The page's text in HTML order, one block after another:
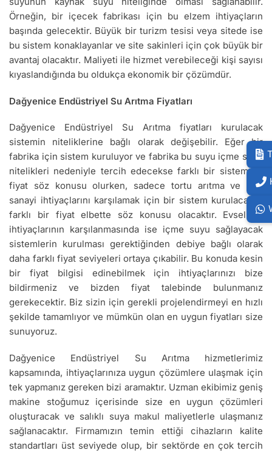
Örneğin, bir içecek fabrikası için bu elzem ihtiyaçların
başında gelecektir. Büyük bir turizm tesisi veya sitede ise
bu sistem konaklayanlar ve site sakinleri için çok büyük bir
avantaj olacaktır. Maliyeti ile hizmet verebileceği kişi sayısı
kıyaslandığında bu oldukça ekonomik bir çözümdür.
Dağyenice Endüstriyel Su Arıtma Fiyatları
Dağyenice Endüstriyel Su Arıtma fiyatları kurulacak
sistemin niteliklerine bağlı olarak değişebilir. Eğer bir
fabrika için sistem kuruluyor ve fabrika bu suyu içme suyu
nitelikleri nedeniyle tercih edecekse farklı bir sistem ve
fiyat söz konusu olurken, sadece tortu arıtma ve ağır
sanayi ihtiyaçlarını karşılamak için bir sistem kurulacaksa
farklı bir fiyat elbette söz konusu olacaktır. Evsel su
ihtiyaçlarının karşılanmasında ise içme suyu sağlayacak
sistemlerin kurulması gerektiğinden debiye bağlı olarak
daha farklı fiyat seviyeleri ortaya çıkabilir. Bu konuda kesin
bir fiyat bilgisi edinebilmek için ihtiyaçlarınızı bize
bildirmeniz ve bizden fiyat talebinde bulunmanız
gerekecektir. Biz sizin için gerekli projelendirmeyi en hızlı
şekilde tamamlıyor ve mümkün olan en uygun fiyatları size
sunuyoruz.
Dağyenice Endüstriyel Su Arıtma hizmetlerimiz
kapsamında, ihtiyaçlarınıza uygun çözümlere ulaşmak için
tek yapmanız gereken bizi aramaktır. Uzman ekibimiz geniş
makine stoğumuz içerisinde size en uygun çözümleri
oluşturacak ve salıklı suya makul maliyetlerle ulaşmanız
sağlanacaktır. Firmamızın temin ettiği cihazların kalite
standartları üst seviyede olup, bir sektörde en çok tercih